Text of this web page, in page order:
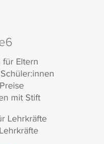
Eltern
mit Stift
Lehrkräfte